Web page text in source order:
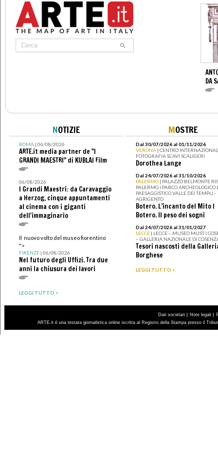
DA
NOTIZIE
ROMA| 06/08/2026
ARTE.it media partner de "I
GRANDI MAESTRI" di KUBLAI Film
06/08/2026
I Grandi Maestri: da Caravaggio
a Herzog, cinque appuntamenti
al cinema con i giganti
dell'immaginario
Il nuovo volto del museo fiorentino
">
FIRENZE| 06/08/2026
Nel futuro degli Uffizi. Tra due
anni la chiusura dei lavori
LEGGI TUTTO >
MOSTRE
Dal 30/07/2026 al 01/11/2026
VERONA | CENTRO
FOTOGRAFIA SCAVI SCALIGERI
Dorothea Lange
Dal 24/07/2026 al 31/10/2026
PALERMO | PALAZZO BELMONTE
PALERMO I PARCO ARCHEOLOGICO
PAESAGGISTICO VALLE DEI TEMPLI -
AGRIGENTO
Botero. L’incanto del Mito I
Botero. Il peso dei sogni
Dal 24/07/2026 al 31/01/2027
LECCE | LECCE – MUSEO MUST I
– GALLERIA NAZIONALE DI
Tesori nascosti della
Borghese
LEGGI TUTTO >
Dati societari | Note legali |
ARTE.it è una testata giornalistica online iscritta al Registro della Stampa presso il